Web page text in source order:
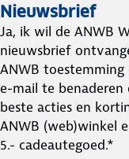
Nieuwsbrief
Ja, ik wil de ANWB
nieuwsbrief
ANWB
e-mail te benaderen
beste acties en
ANWB (web)winkel
5.- cadeautegoed.*